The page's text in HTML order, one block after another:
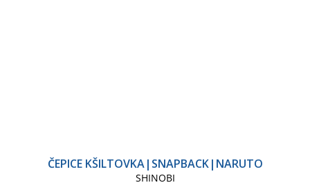
ČEPICE KŠILTOVKA|SNAPBACK|NARUTO
SHINOBI